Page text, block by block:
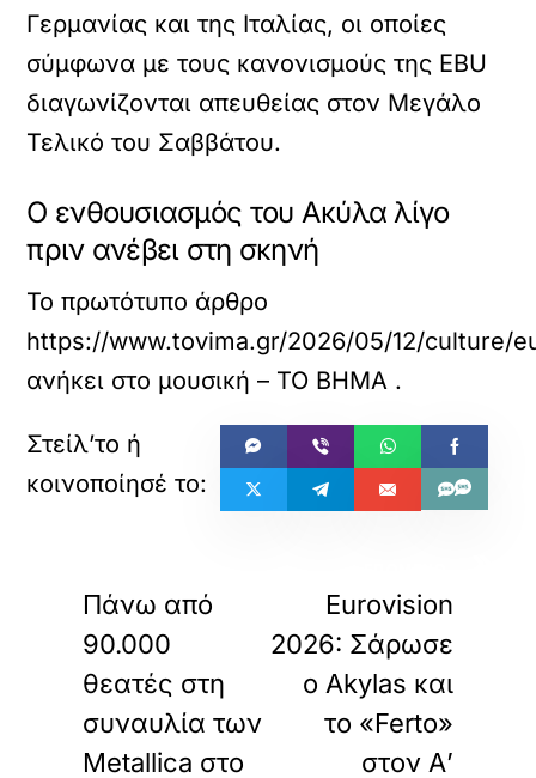
Γερμανίας και της Ιταλίας, οι οποίες
σύμφωνα με τους κανονισμούς της EBU
διαγωνίζονται απευθείας στον Μεγάλο
Τελικό του Σαββάτου.
Ο ενθουσιασμός του Ακύλα λίγο
πριν ανέβει στη σκηνή
Το πρωτότυπο άρθρο
https://www.tovima.gr/2026/05/12/culture/
ανήκει στο μουσική – ΤΟ ΒΗΜΑ .
Πάνω από
90.000
θεατές στη
συναυλία των
Metallica στο
Eurovision
2026: Σάρωσε
ο Akylas και
το «Ferto»
στον Α’